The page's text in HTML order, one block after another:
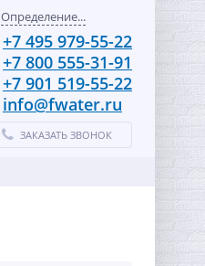
Определение...
+7 495 979-55-22
+7 800 555-31-91
+7 901 519-55-22
info@fwater.ru
ЗАКАЗАТЬ ЗВОНОК